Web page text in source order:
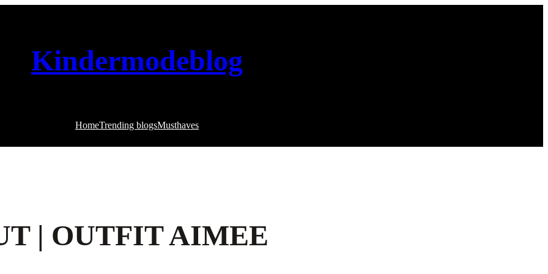
Kindermodeblog
HomeTrending blogsMusthaves
| OUTFIT AIMEE